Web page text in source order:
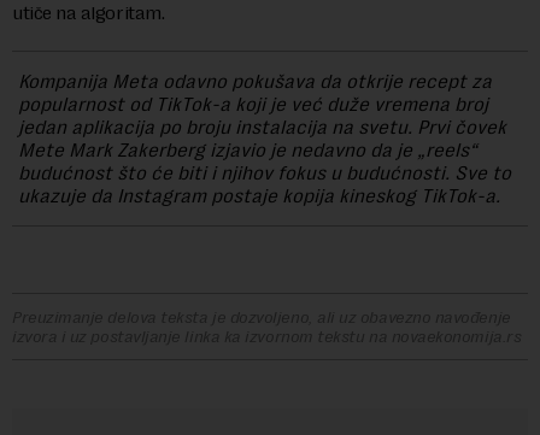
utiče na algoritam.
Kompanija Meta odavno pokušava da otkrije recept za
popularnost od TikTok-a koji je već duže vremena broj
jedan aplikacija po broju instalacija na svetu. Prvi čovek
Mete Mark Zakerberg izjavio je nedavno da je „reels“
budućnost što će biti i njihov fokus u budućnosti. Sve to
ukazuje da Instagram postaje kopija kineskog TikTok-a.
Preuzimanje delova teksta je dozvoljeno, ali uz obavezno navođenje
izvora i uz postavljanje linka ka izvornom tekstu na novaekonomija.rs